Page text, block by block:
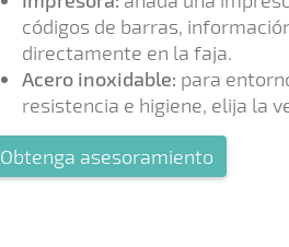
códigos de barras,
directamente en la faja.
Acero inoxidable: para
resistencia e higiene, elija la
Obtenga asesoramiento